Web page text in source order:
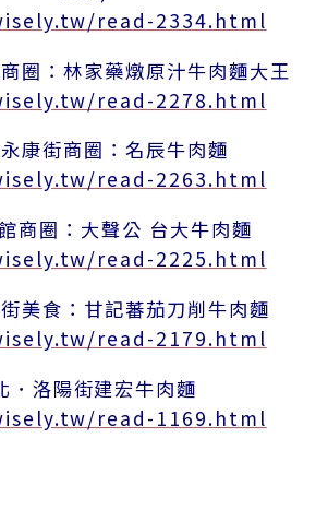
read-2334.html
圈：林家藥燉原汁牛肉麵大王
read-2278.html
康街商圈：名辰牛肉麵
read-2263.html
商圈：大聲公 台大牛肉麵
read-2225.html
美食：甘記蕃茄刀削牛肉麵
read-2179.html
．洛陽街建宏牛肉麵
read-1169.html